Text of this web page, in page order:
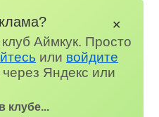
Аймкук. Просто
или войдите
Яндекс или
клубе...
✕